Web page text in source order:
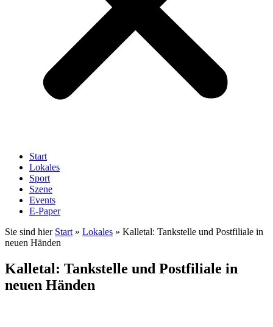
Start
Lokales
Sport
Szene
Events
E-Paper
Sie sind hier Start » Lokales » Kalletal: Tankstelle und Postfiliale in
neuen Händen
Kalletal: Tankstelle und Postfiliale in
neuen Händen